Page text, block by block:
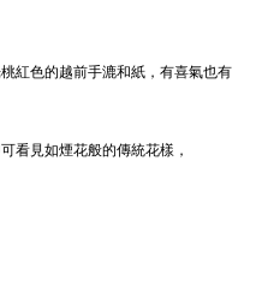
紅色的越前手漉和紙，有喜氣也有
看見如煙花般的傳統花樣，